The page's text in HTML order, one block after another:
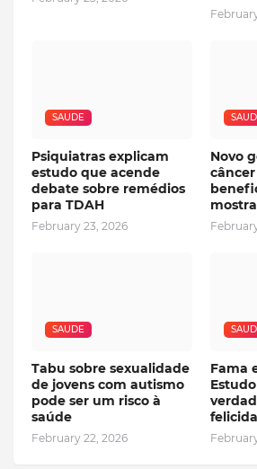
SAUDE
Psiquiatras explicam
estudo que acende
debate sobre remédios
para TDAH
February 23, 2026
Novo
SAUDE
Tabu sobre sexualidade
de jovens com autismo
pode ser um risco à
saúde
February 22, 2026
Fama